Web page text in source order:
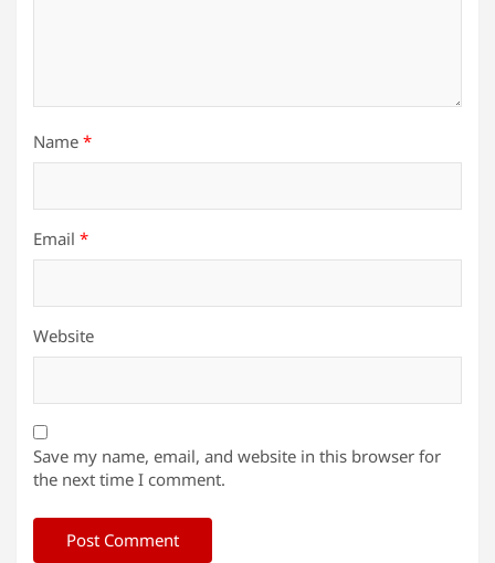
Name *
Email *
Website
Save my name, email, and website in this browser for
the next time I comment.